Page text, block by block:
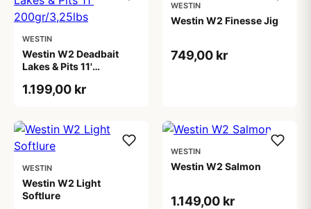
WESTIN
Westin W2 Deadbait
Lakes & Pits 11'
1.199,00 kr
WESTIN
Westin W2 Finesse Jig
749,00 kr
WESTIN
Westin W2 Light
Softlure
WESTIN
Westin W2 Salmon
1.149,00 kr